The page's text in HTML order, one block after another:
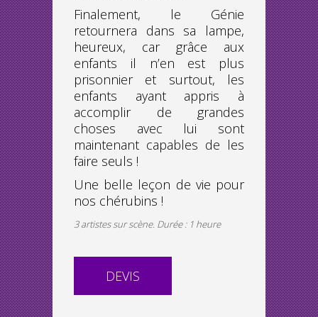
Finalement, le Génie
retournera dans sa lampe,
heureux, car grâce aux
enfants il n’en est plus
prisonnier et surtout, les
enfants ayant appris à
accomplir de grandes
choses avec lui sont
maintenant capables de les
faire seuls !
Une belle leçon de vie pour
nos chérubins !
3 artistes sur scène. Durée : 1 heure
DEVIS